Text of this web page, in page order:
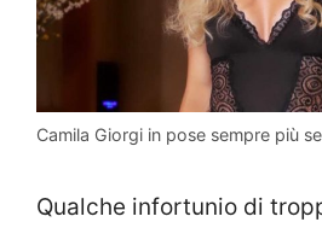
Camila Giorgi in pose sempre più
Qualche infortunio di